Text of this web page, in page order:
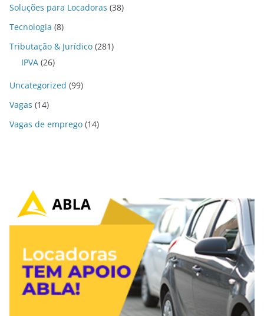
Soluções para Locadoras (38)
Tecnologia (8)
Tributação & Jurídico (281)
IPVA (26)
Uncategorized (99)
Vagas (14)
Vagas de emprego (14)